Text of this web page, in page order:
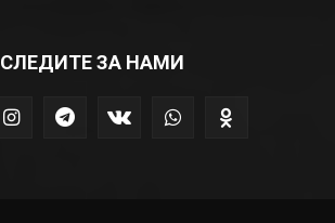
СЛЕДИТЕ ЗА НАМИ